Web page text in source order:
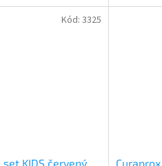
KIDS červený
Kód: 3325